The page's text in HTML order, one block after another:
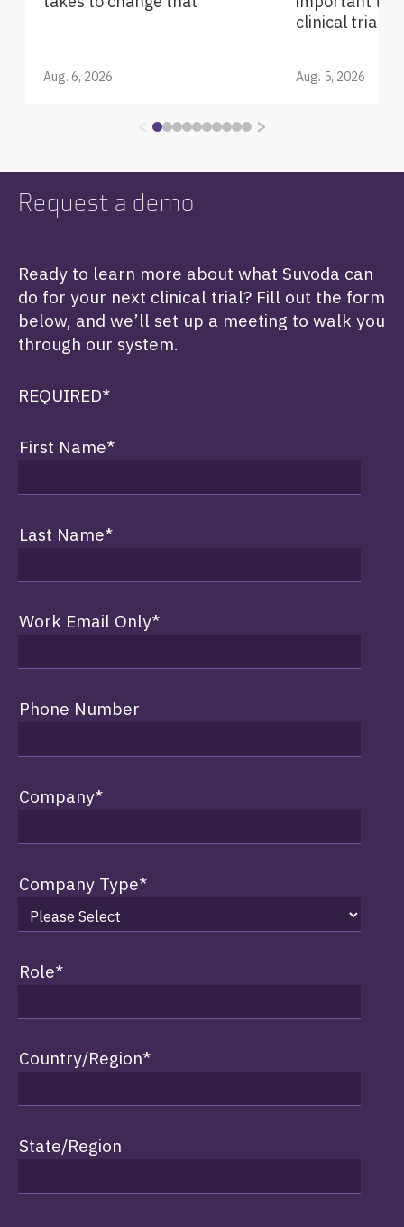
erreichbar
Reis
Haustieren
hrzeug-
und
„Ohne Ihre Entschlossenheit, Herausforderungen
Patienten einzugehen, hätten wir diesen
bedeutsamen Meilenstein nicht erreichen können!“
– Kundentestimonial
Aug. 6, 2026
clinical trials
Aug. 5, 2026
>
Request a demo
Ready to learn more about what Suvoda can
do for your next clinical trial? Fill out the form
below, and we’ll set up a meeting to walk you
through our system.
REQUIRED*
First Name*
Last Name*
Work Email Only*
Phone Number
Company*
Company Type*
Role*
Country/Region*
State/Region